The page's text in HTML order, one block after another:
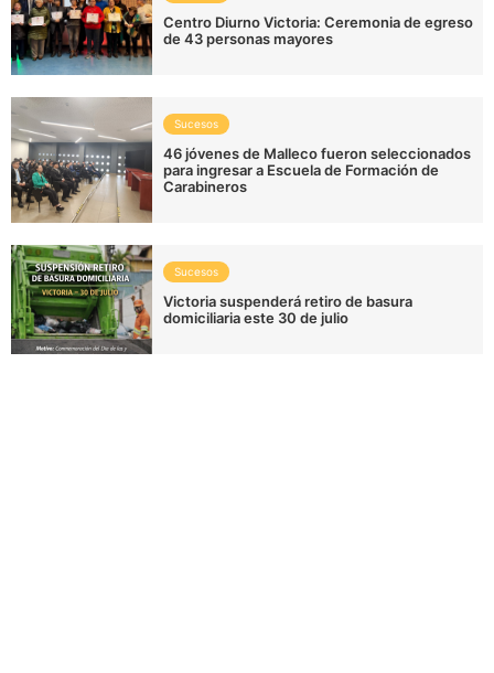
Centro Diurno Victoria: Ceremonia de egreso
de 43 personas mayores
Sucesos
46 jóvenes de Malleco fueron seleccionados
para ingresar a Escuela de Formación de
Carabineros
Sucesos
Victoria suspenderá retiro de basura
domiciliaria este 30 de julio